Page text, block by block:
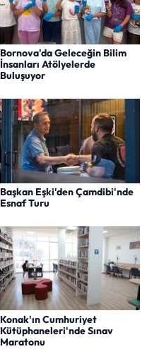
Bornova'da Geleceğin Bilim
İnsanları Atölyelerde
Buluşuyor
Başkan Eşki'den Çamdibi'nde
Esnaf Turu
Konak'ın Cumhuriyet
Kütüphaneleri'nde Sınav
Maratonu